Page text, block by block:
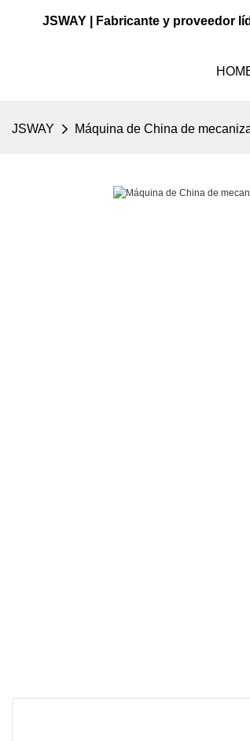
JSWAY | Fabricante y proveedor
JSWAY Máquina de China de